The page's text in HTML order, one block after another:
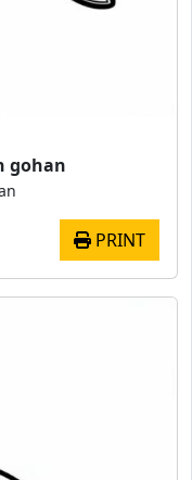
gohan
PRINT